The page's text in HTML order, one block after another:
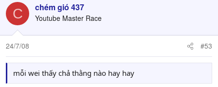
C chém gió 437
Youtube Master Race
24/7/08 #53
mỗi wei thấy chả thằng nào hay hay